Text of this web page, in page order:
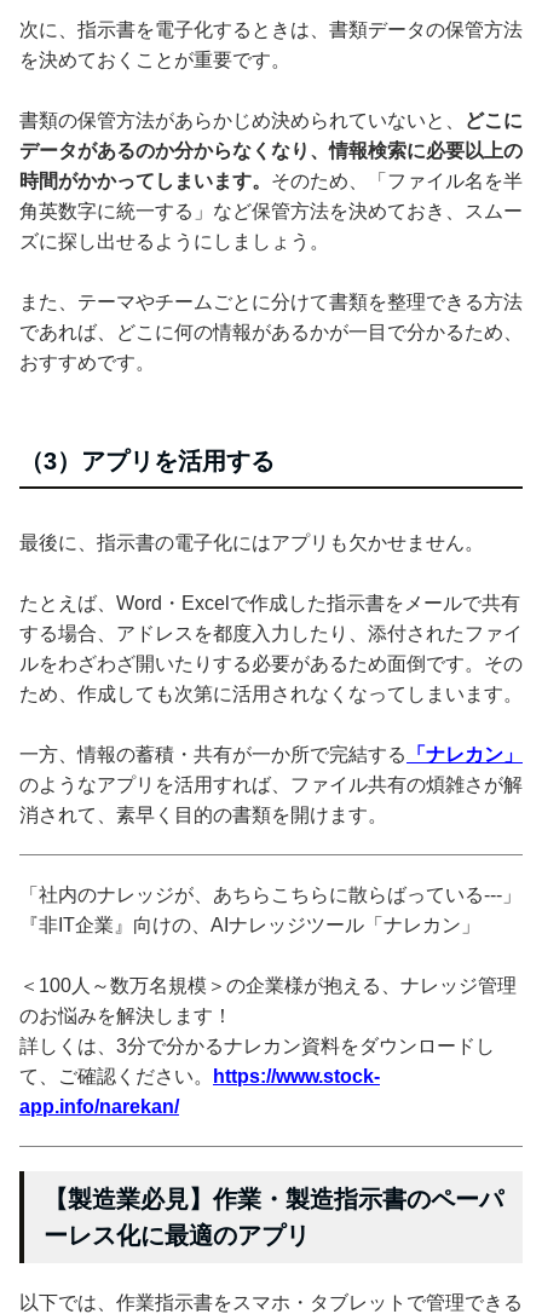
次に、指示書を電子化するときは、書類データの保管方法
を決めておくことが重要です。
書類の保管方法があらかじめ決められていないと、
どこに
データがあるのか分からなくなり、情報検索に必要以上の
時間がかかってしまいます。 そのため、「ファイル名を半
角英数字に統一する」など保管方法を決めておき、スムー
ズに探し出せるようにしましょう。
また、テーマやチームごとに分けて書類を整理できる方法
であれば、どこに何の情報があるかが一目で分かるため、
おすすめです。
（3）アプリを活用する
最後に、指示書の電子化にはアプリも欠かせません。
たとえば、Word・Excelで作成した指示書をメールで共有
する場合、アドレスを都度入力したり、添付されたファイ
ルをわざわざ開いたりする必要があるため面倒です。その
ため、作成しても次第に活用されなくなってしまいます。
一方、情報の蓄積・共有が一か所で完結する
「ナレカン」
のようなアプリを活用すれば、ファイル共有の煩雑さが解
消されて、素早く目的の書類を開けます。
「社内のナレッジが、あちらこちらに散らばっている---」
『非IT企業』向けの、AIナレッジツール「ナレカン」
＜100人～数万名規模＞の企業様が抱える、ナレッジ管理
のお悩みを解決します！
詳しくは、3分で分かるナレカン資料をダウンロードし
て、ご確認ください。
https://www.stock-
app.info/narekan/
【製造業必見】作業・製造指示書のペーパ
ーレス化に最適のアプリ
以下では、作業指示書をスマホ・タブレットで管理できる